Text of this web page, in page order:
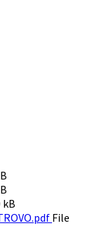
kB
File